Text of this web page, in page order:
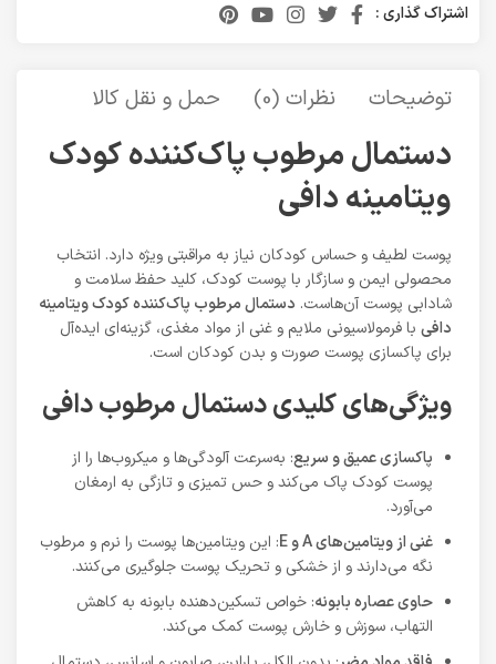
اشتراک گذاری :
توضیحات نظرات (0) حمل و نقل کالا
دستمال مرطوب پاک‌کننده کودک
ویتامینه دافی
پوست لطیف و حساس کودکان نیاز به مراقبتی ویژه دارد. انتخاب
محصولی ایمن و سازگار با پوست کودک، کلید حفظ سلامت و
شادابی پوست آن‌هاست. دستمال مرطوب پاک‌کننده کودک ویتامینه
دافی با فرمولاسیونی ملایم و غنی از مواد مغذی، گزینه‌ای ایده‌آل
برای پاکسازی پوست صورت و بدن کودکان است.
ویژگی‌های کلیدی دستمال مرطوب دافی
پاکسازی عمیق و سریع: به‌سرعت آلودگی‌ها و میکروب‌ها را از
پوست کودک پاک می‌کند و حس تمیزی و تازگی به ارمغان
می‌آورد.
غنی از ویتامین‌هایAوE: این ویتامین‌ها پوست را نرم و مرطوب
نگه می‌دارند و از خشکی و تحریک پوست جلوگیری می‌کنند.
حاوی عصاره بابونه: خواص تسکین‌دهنده بابونه به کاهش
التهاب، سوزش و خارش پوست کمک می‌کند.